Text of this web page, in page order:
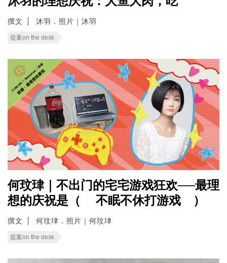
撰文 沐羽．照片｜沐羽
提案on the desk
何玟珒｜不出门的宅宅游戏狂欢──最理
想的庆祝是（ 不眠不休打游戏 ）
撰文 何玟珒．照片｜何玟珒
提案on the desk